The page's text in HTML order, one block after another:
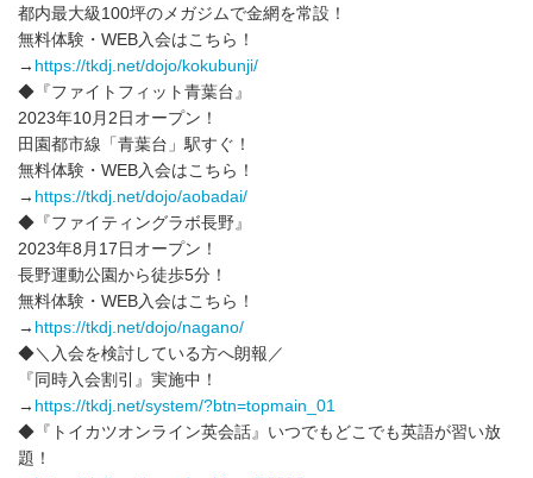
都内最大級100坪のメガジムで金網を常設！
無料体験・WEB入会はこちら！
→ https://tkdj.net/dojo/kokubunji/
◆『ファイトフィット青葉台』
2023年10月2日オープン！
田園都市線「青葉台」駅すぐ！
無料体験・WEB入会はこちら！
→ https://tkdj.net/dojo/aobadai/
◆『ファイティングラボ長野』
2023年8月17日オープン！
長野運動公園から徒歩5分！
無料体験・WEB入会はこちら！
→ https://tkdj.net/dojo/nagano/
◆＼入会を検討している方へ朗報／
『同時入会割引』実施中！
→ https://tkdj.net/system/?btn=topmain_01
◆『トイカツオンライン英会話』いつでもどこでも英語が習い放
題！